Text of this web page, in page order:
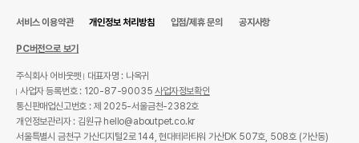
서비스 이용약관 개인정보 처리방침 입점/제휴 문의 공지사항
PC버전으로 보기
주식회사 어바웃펫
대표자명 : 나옥귀
사업자 등록번호 : 120-87-90035사업자정보확인
통신판매업신고번호 : 제 2025-서울금천-2382호
개인정보관리자 : 김원규 hello@aboutpet.co.kr
서울특별시 금천구 가산디지털2로 144, 현대테라타워 가산DK 507호, 508호 (가산동)